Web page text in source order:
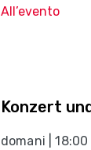
All’evento
Konzert
domani | 18:00